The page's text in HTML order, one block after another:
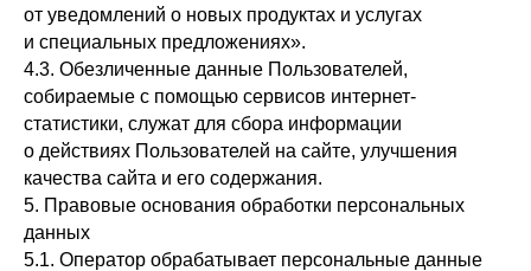
от уведомлений о новых продуктах и услугах
и специальных предложениях».
4.3. Обезличенные данные Пользователей,
собираемые с помощью сервисов интернет-
статистики, служат для сбора информации
о действиях Пользователей на сайте, улучшения
качества сайта и его содержания.
5. Правовые основания обработки персональных
данных
5.1. Оператор обрабатывает персональные данные